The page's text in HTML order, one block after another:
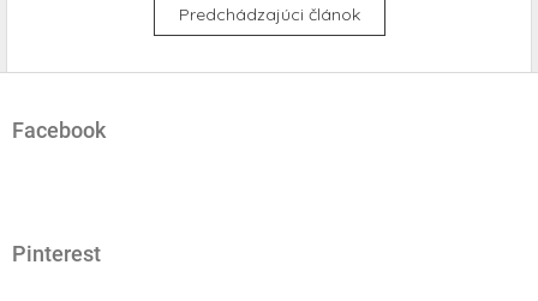
Predchádzajúci článok
Facebook
Pinterest